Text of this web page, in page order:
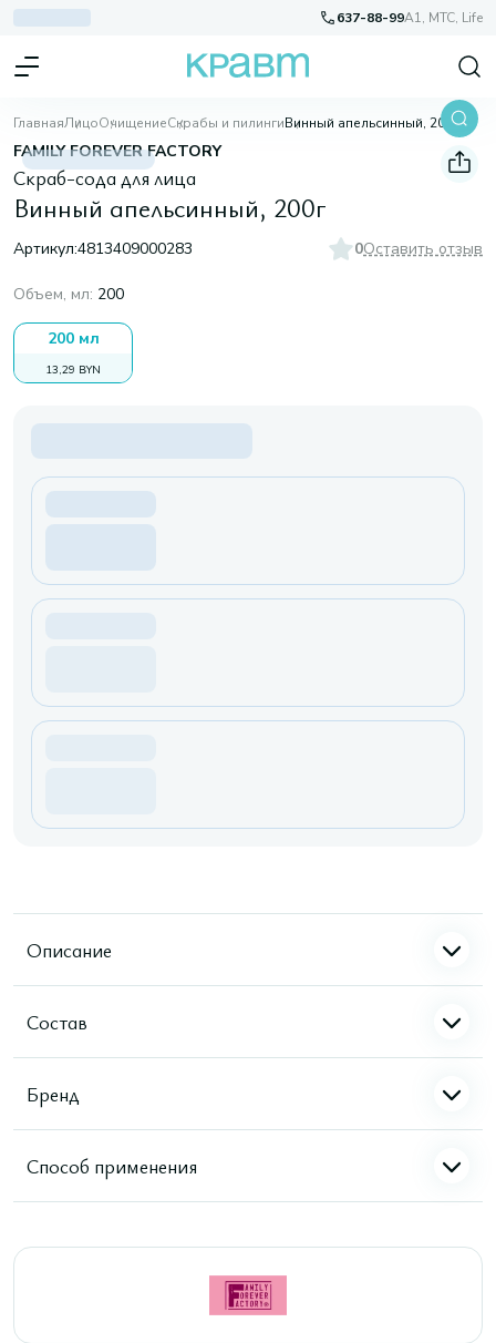
637-88-99A1, МТС, Life
ГлавнаяЛицоОчищениеСкрабы и пилингиВинный апельсинный, 200г
FAMILY FOREVER FACTORY
Скраб-сода для лица
Винный апельсинный, 200г
Артикул:4813409000283 0Оставить отзыв
Объем, мл: 200
200 мл
13,29 BYN
Описание
Состав
Бренд
Способ применения